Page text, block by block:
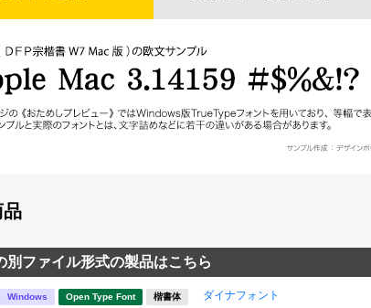
品
別ファイル形式の製品はこちら
Windows Open Type Font 楷書体 ダイナフォント